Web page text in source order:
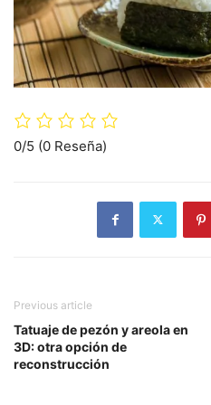
0/5 (0 Reseña)
Previous article
Tatuaje de pezón y areola en
3D: otra opción de
reconstrucción